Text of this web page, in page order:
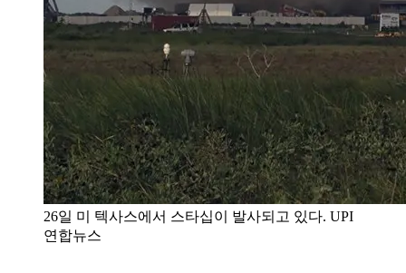
26일 미 텍사스에서 스타십이 발사되고 있다. UPI
연합뉴스